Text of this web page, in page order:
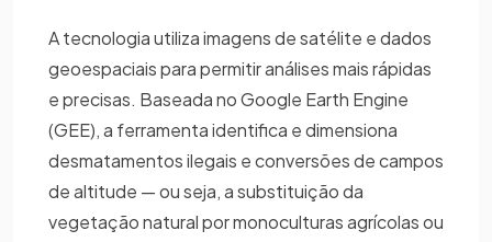
A tecnologia utiliza imagens de satélite e dados
geoespaciais para permitir análises mais rápidas
e precisas. Baseada no Google Earth Engine
(GEE), a ferramenta identifica e dimensiona
desmatamentos ilegais e conversões de campos
de altitude — ou seja, a substituição da
vegetação natural por monoculturas agrícolas ou